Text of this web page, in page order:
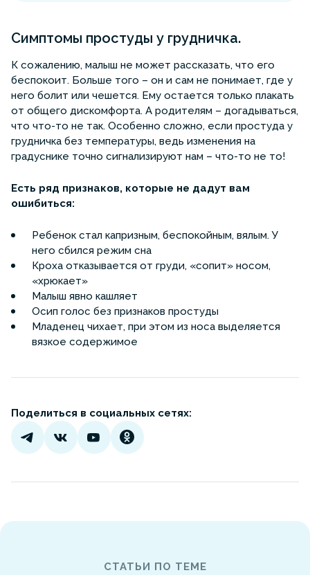
Симптомы простуды у грудничка.
К сожалению, малыш не может рассказать, что его
беспокоит. Больше того – он и сам не понимает, где у
него болит или чешется. Ему остается только плакать
от общего дискомфорта. А родителям – догадываться,
что что-то не так. Особенно сложно, если простуда у
грудничка без температуры, ведь изменения на
градуснике точно сигнализируют нам – что-то не то!
Есть ряд признаков, которые не дадут вам
ошибиться:
Ребенок стал капризным, беспокойным, вялым. У
него сбился режим сна
Кроха отказывается от груди, «сопит» носом,
«хрюкает»
Малыш явно кашляет
Осип голос без признаков простуды
Младенец чихает, при этом из носа выделяется
вязкое содержимое
Поделиться в социальных сетях:
СТАТЬИ ПО ТЕМЕ